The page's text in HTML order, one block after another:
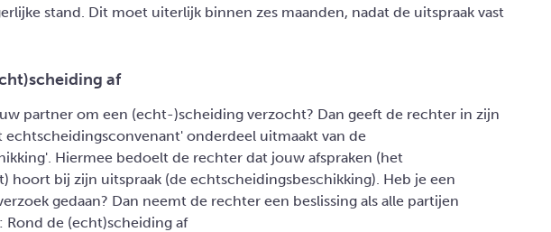
stand. Dit moet uiterlijk binnen zes maanden, nadat de uitspraak vast
af
partner om een (echt-)scheiding verzocht? Dan geeft de rechter in zijn
echtscheidingsconvenant' onderdeel uitmaakt van de
Hiermee bedoelt de rechter dat jouw afspraken (het
hoort bij zijn uitspraak (de echtscheidingsbeschikking). Heb je een
gedaan? Dan neemt de rechter een beslissing als alle partijen
Rond de (echt)scheiding af